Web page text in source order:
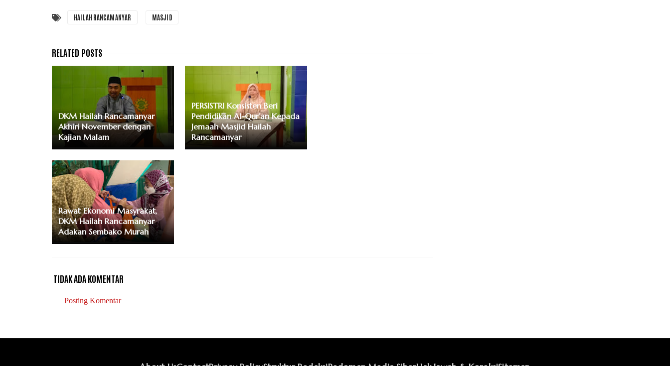
HAILAH RANCAMANYAR MASJID
DKM Hailah Rancamanyar
Akhiri November dengan
Kajian Malam
PERSISTRI Konsisten Beri
Pendidikan Al-Qur’an Kepada
Jemaah Masjid Hailah
Rancamanyar
Rawat Ekonomi Masyrakat,
DKM Hailah Rancamanyar
Adakan Sembako Murah
TIDAK ADA KOMENTAR
Posting Komentar